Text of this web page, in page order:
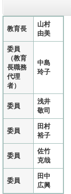
教育長
山村
由美
委員
（教育
長職務
代理
者）
中島
玲子
委員
浅井
敬司
委員
田村
裕子
委員
佐竹
克哉
委員
田中
広興